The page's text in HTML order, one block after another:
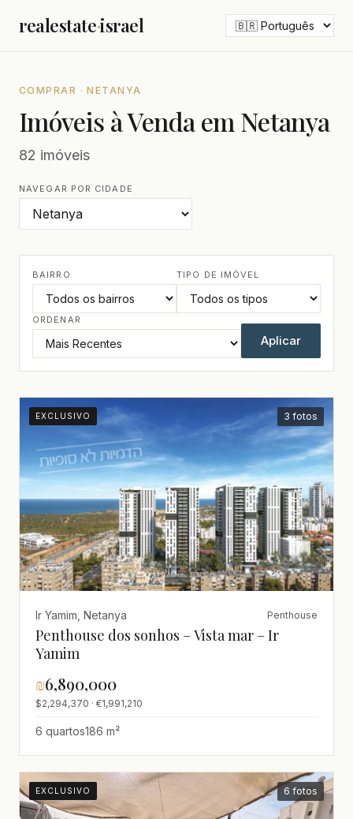
realestate·israel
COMPRAR · NETANYA
Imóveis à Venda em Netanya
82 imóveis
NAVEGAR POR CIDADE
BAIRRO TIPO DE IMÓVEL
ORDENAR
Aplicar
EXCLUSIVO 3 fotos
Ir Yamim, Netanya Penthouse
Penthouse dos sonhos – Vista mar – Ir
Yamim
₪6,890,000
$2,294,370 · €1,991,210
6 quartos186 m²
EXCLUSIVO 6 fotos